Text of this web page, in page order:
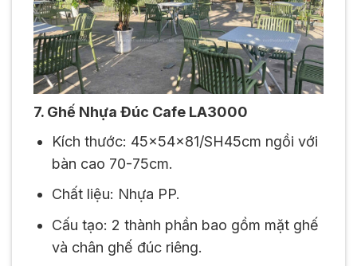
7. Ghế Nhựa Đúc Cafe LA3000
Kích thước: 45x54x81/SH45cm ngồi với
bàn cao 70-75cm.
Chất liệu: Nhựa PP.
Cấu tạo: 2 thành phần bao gồm mặt ghế
và chân ghế đúc riêng.